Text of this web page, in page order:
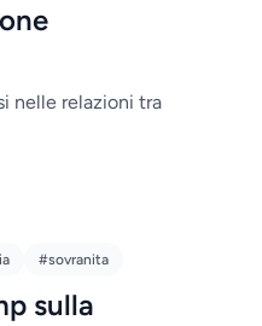
nelle relazioni tra
#sovranita
sulla